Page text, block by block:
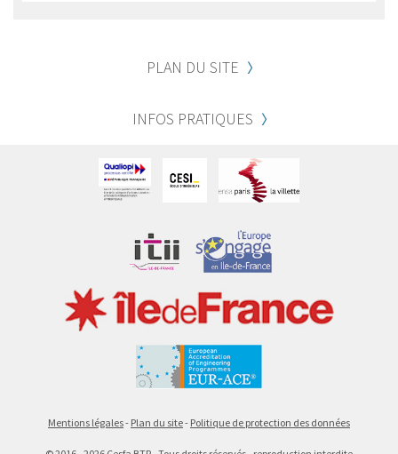
PLAN DU SITE
INFOS PRATIQUES
Mentions légales Plan du site Politique de protection des données